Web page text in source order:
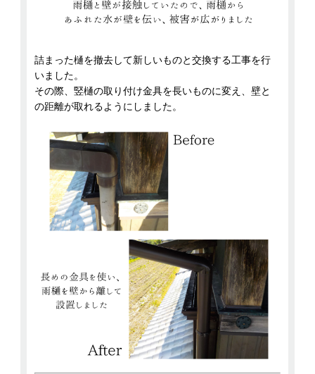
詰まった樋を撤去して新しいものと交換する工事を行
いました。
その際、竪樋の取り付け金具を長いものに変え、壁と
の距離が取れるようにしました。